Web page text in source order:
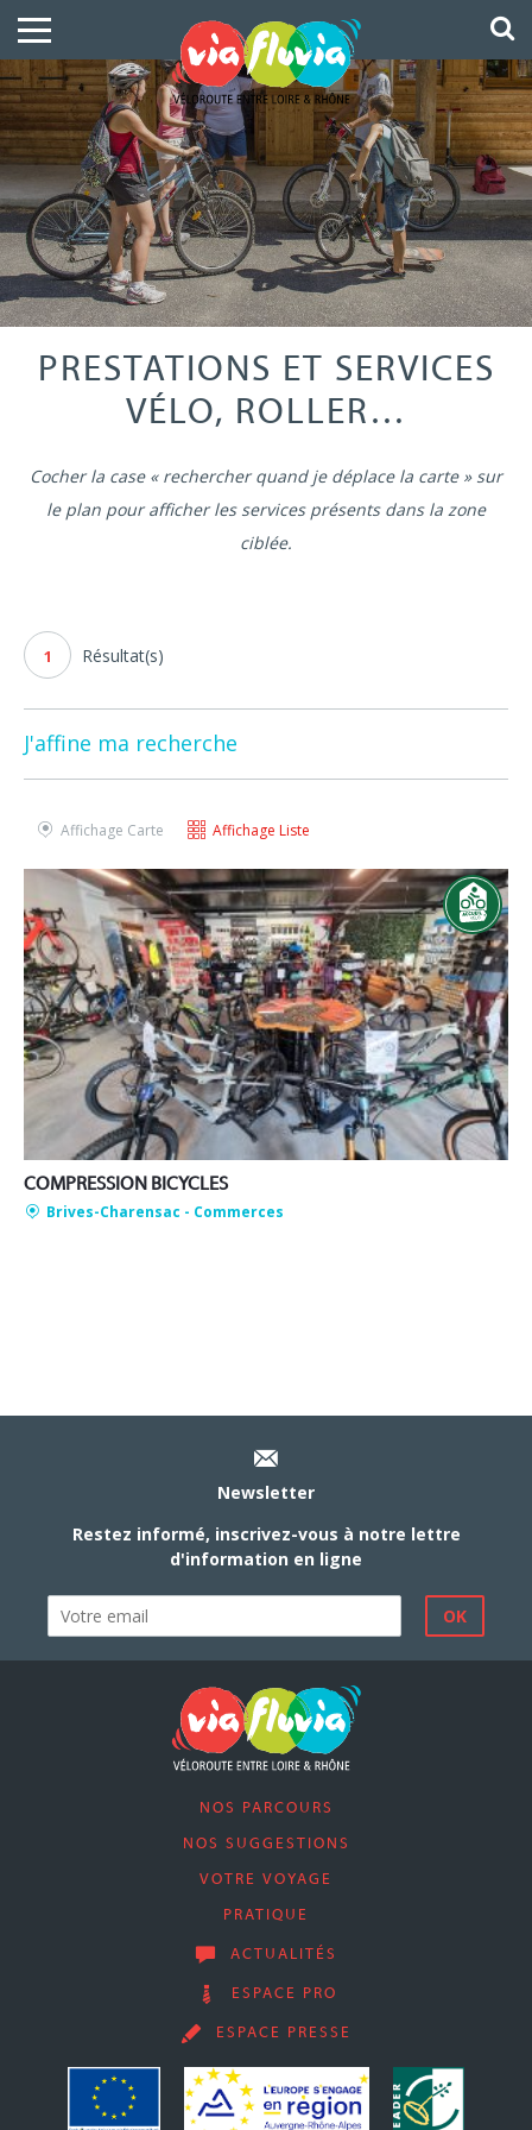
PRESTATIONS ET SERVICES
VÉLO, ROLLER…
Cocher la case « rechercher quand je déplace la carte » sur
le plan pour afficher les services présents dans la zone
ciblée.
1 Résultat(s)
J'affine ma recherche
Affichage Carte Affichage Liste
COMPRESSION BICYCLES
Brives-Charensac - Commerces
Newsletter
Restez informé, inscrivez-vous à notre lettre
d'information en ligne
NOS PARCOURS
NOS SUGGESTIONS
VOTRE VOYAGE
PRATIQUE
ACTUALITÉS
ESPACE PRO
ESPACE PRESSE